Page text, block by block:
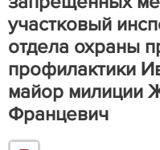
участковый
отдела охраны
профилактики
майор милиции
Францевич